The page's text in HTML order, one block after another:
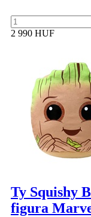
2 990 HUF
Ty Squishy
figura